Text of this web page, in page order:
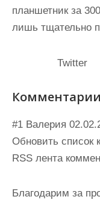
планшетник за
лишь тщательно
Twitter
#1 Валерия
Обновить список
RSS лента
Благодарим за